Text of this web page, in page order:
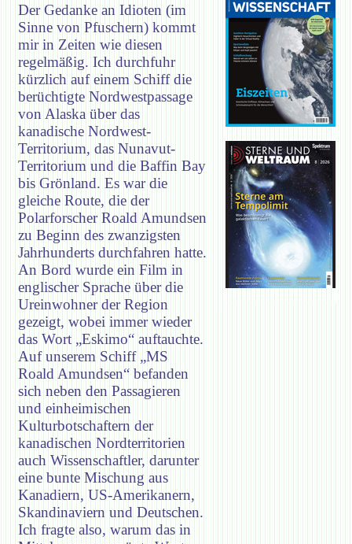
Der Gedanke an Idioten (im
Sinne von Pfuschern) kommt
mir in Zeiten wie diesen
regelmäßig. Ich durchfuhr
kürzlich auf einem Schiff die
berüchtigte Nordwestpassage
von Alaska über das
kanadische Nordwest-
Territorium, das Nunavut-
Territorium und die Baffin Bay
bis Grönland. Es war die
gleiche Route, die der
Polarforscher Roald Amundsen
zu Beginn des zwanzigsten
Jahrhunderts durchfahren hatte.
An Bord wurde ein Film in
englischer Sprache über die
Ureinwohner der Region
gezeigt, wobei immer wieder
das Wort „Eskimo“ auftauchte.
Auf unserem Schiff „MS
Roald Amundsen“ befanden
sich neben den Passagieren
und einheimischen
Kulturbotschaftern der
kanadischen Nordterritorien
auch Wissenschaftler, darunter
eine bunte Mischung aus
Kanadiern, US-Amerikanern,
Skandinaviern und Deutschen.
Ich fragte also, warum das in